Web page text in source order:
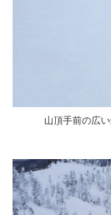
山頂手前の広